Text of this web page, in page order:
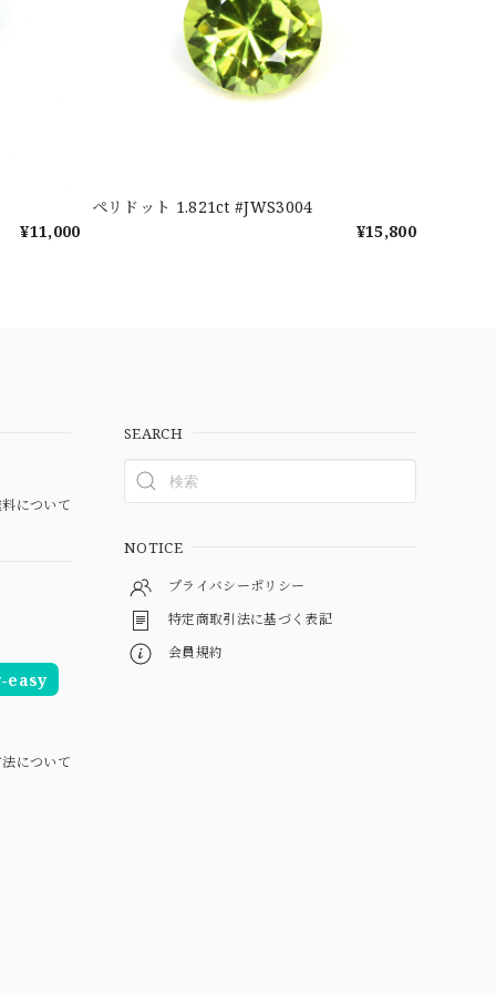
¥11,000
ペリドット 1.821ct #JWS3004
¥15,800
について
easy
について
SEARCH
NOTICE
プライバシーポリシー
特定商取引法に基づく表記
会員規約